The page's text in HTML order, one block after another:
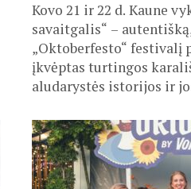
Kovo 21 ir 22 d. Kaune
savaitgalis“ –
„Oktoberfesto“ festivalį
įkvėptas turtingos
aludarystės istorijos ir